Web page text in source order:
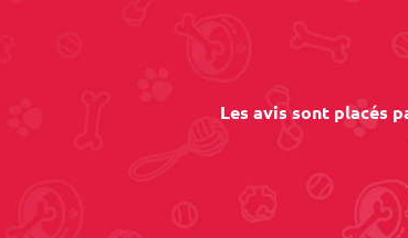
Les avis sont placés